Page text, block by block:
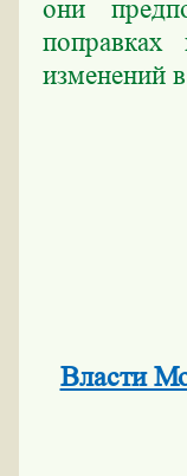
они
поправках
изменений
Власти